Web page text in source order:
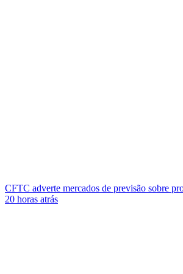
CFTC adverte mercados de previsão sobre
20 horas atrás